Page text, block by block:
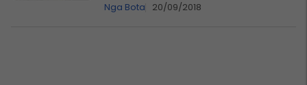
sistemin e presionit të kabinës”
Nga Bota 20/09/2018